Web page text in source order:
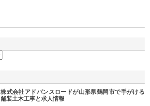
株式会社アドバンスロードが山形県鶴岡市で手がける
舗装土木工事と求人情報